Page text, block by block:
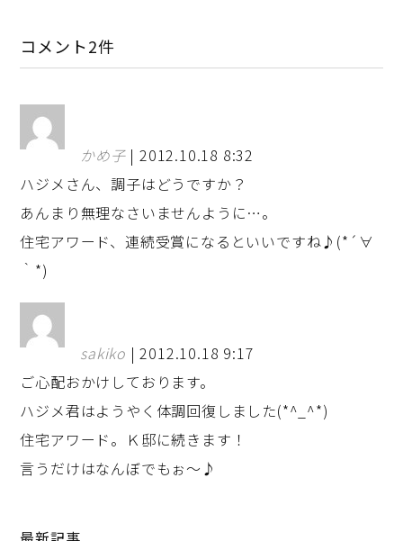
コメント2件
かめ子| 2012.10.18 8:32
ハジメさん、調子はどうですか？
あんまり無理なさいませんように…。
住宅アワード、連続受賞になるといいですね♪(*´∀
｀*)
sakiko | 2012.10.18 9:17
ご心配おかけしております。
ハジメ君はようやく体調回復しました(*^_^*)
住宅アワード。Ｋ邸に続きます！
言うだけはなんぼでもぉ～♪